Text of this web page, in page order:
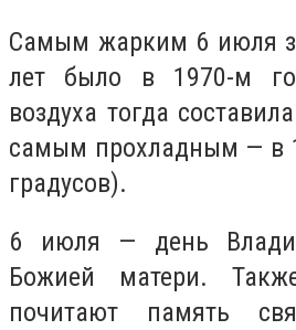
Самым жарким 6 июля
лет было в 1970-м
воздуха тогда
самым прохладным — в
градусов).
6 июля — день
Божией матери.
почитают память